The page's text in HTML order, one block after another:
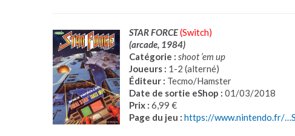
STAR FORCE(Switch)
(arcade, 1984)
Catégorie : shoot ’em up
Joueurs : 1-2 (alterné)
Éditeur : Tecmo/Hamster
Date de sortie eShop : 01/03/2018
Prix : 6,99 €
Page du jeu : https://www.nintendo.fr/